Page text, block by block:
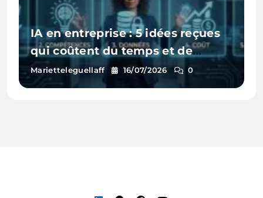
IA en entreprise : 5 idées reçues
qui coûtent du temps et de
l’argent
Marietteleguellaff 16/07/2026 0